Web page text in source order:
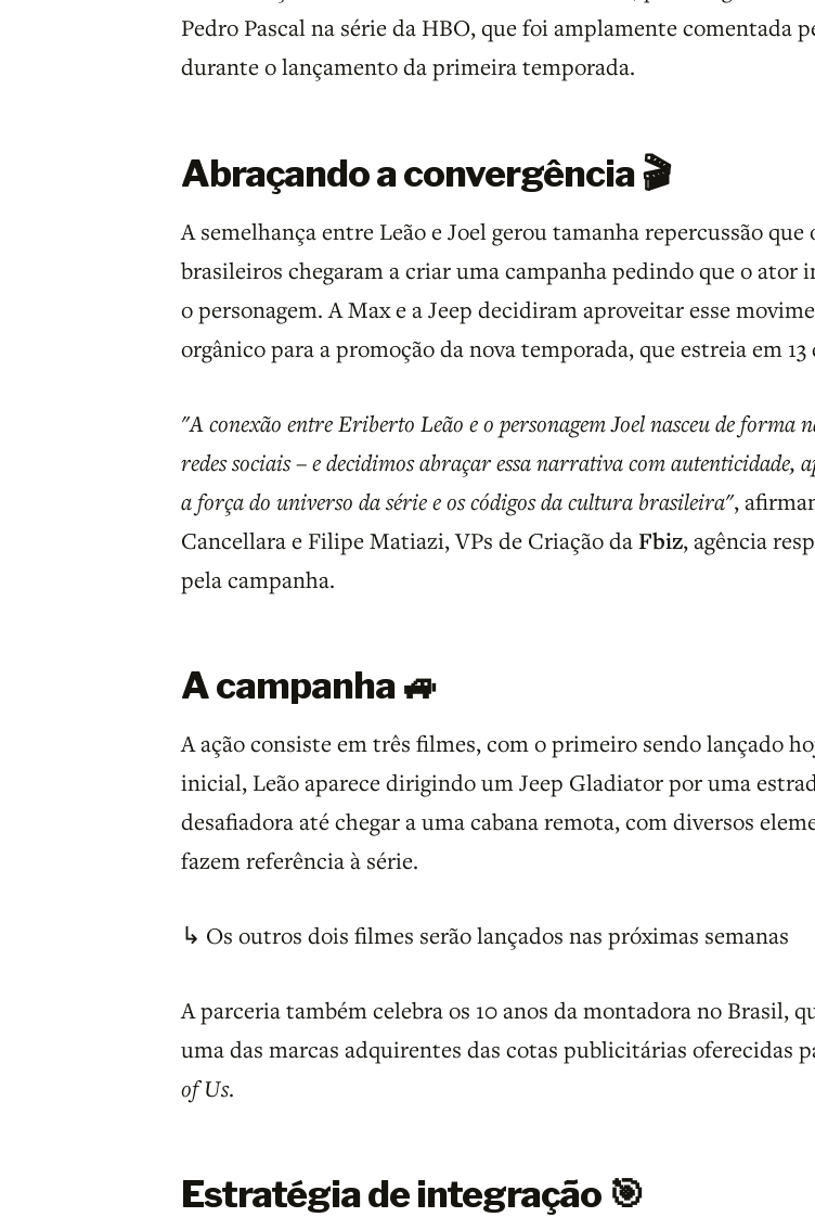
Pedro Pascal na série da HBO, que foi amplamente comentada
durante o lançamento da primeira temporada.
Abraçando a convergência 🎬
A semelhança entre Leão e Joel gerou tamanha repercussão que
brasileiros chegaram a criar uma campanha pedindo que o ator
o personagem. A Max e a Jeep decidiram aproveitar esse
orgânico para a promoção da nova temporada, que estreia em 13
"A conexão entre Eriberto Leão e o personagem Joel nasceu de forma
redes sociais – e decidimos abraçar essa narrativa com autenticidade,
a força do universo da série e os códigos da cultura brasileira",
Cancellara e Filipe Matiazi, VPs de Criação daFbiz, agência
pela campanha.
A campanha 🚙
A ação consiste em três filmes, com o primeiro sendo lançado
inicial, Leão aparece dirigindo um Jeep Gladiator por uma
desafiadora até chegar a uma cabana remota, com diversos
fazem referência à série.
↳ Os outros dois filmes serão lançados nas próximas semanas
A parceria também celebra os 10 anos da montadora no Brasil,
uma das marcas adquirentes das cotas publicitárias oferecidas
of Us.
Estratégia de integração 🎯